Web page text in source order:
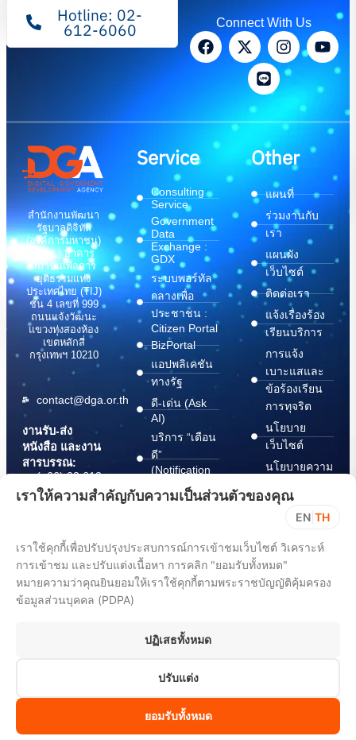
Hotline: 02-
612-6060 Connect With Us
สำนักงานพัฒนา
รัฐบาลดิจิทัล
(องค์การมหาชน)
(สพร.) อาคาร
สถาบันเพื่อการ
ยุติธรรมแห่ง
ประเทศไทย (TIJ)
ชั้น 4 เลขที่ 999
ถนนแจ้งวัฒนะ
แขวงทุ่งสองห้อง
เขตหลักสี่
กรุงเทพฯ 10210
contact@dga.or.th
งานรับ-ส่ง
หนังสือ และงาน
สารบรรณ:
(+66) 02 612
6000
saraban@dga.or.th
Center:
(+66) 02 612
Service
Consulting
Service
Government
Data
Exchange :
GDX
ระบบพอร์ทัล
กลางเพื่อ
ประชาชน :
Citizen Portal
BizPortal
แอปพลิเคชัน
ทางรัฐ
ดี-เด่น (Ask
AI)
บริการ “เตือน
ดี”
(Notification
บริการ
(Document
Wallet)
Other
แผนที่
ร่วมงานกับ
เรา
แผนผัง
เว็บไซต์
ติดต่อเรา
แจ้งเรื่องร้อง
เรียนบริการ
การแจ้ง
เบาะแสและ
ข้อร้องเรียน
การทุจริต
นโยบาย
เว็บไซต์
นโยบายความ
ปลอดภัย
สารสนเทศ
ChangeLog
All rights reserved 2025. Digital Government Development Agency
เราให้ความสำคัญกับความเป็นส่วนตัวของคุณ
EN TH
เราใช้คุกกี้เพื่อปรับปรุงประสบการณ์การเข้าชมเว็บไซต์ วิเคราะห์
การเข้าชม และปรับแต่งเนื้อหา การคลิก "ยอมรับทั้งหมด"
หมายความว่าคุณยินยอมให้เราใช้คุกกี้ตามพระราชบัญญัติคุ้มครอง
ข้อมูลส่วนบุคคล (PDPA)
ปฏิเสธทั้งหมด
ปรับแต่ง
ยอมรับทั้งหมด